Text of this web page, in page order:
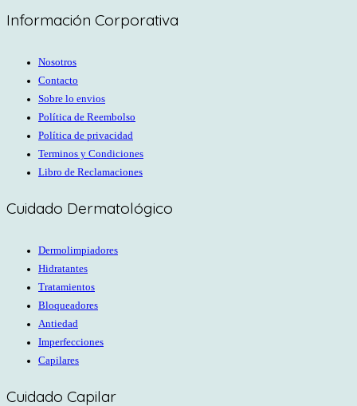
Información Corporativa
Nosotros
Contacto
Sobre lo envios
Política de Reembolso
Política de privacidad
Terminos y Condiciones
Libro de Reclamaciones
Cuidado Dermatológico
Dermolimpiadores
Hidratantes
Tratamientos
Bloqueadores
Antiedad
Imperfecciones
Capilares
Cuidado Capilar